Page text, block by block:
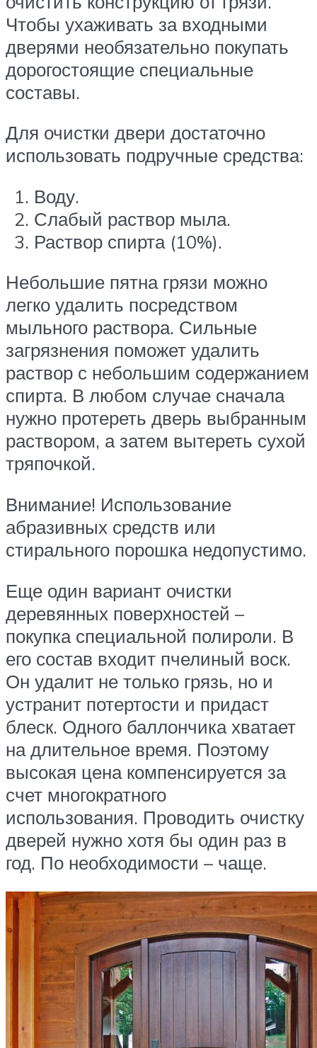
Чтобы ухаживать за входными
дверями необязательно покупать
дорогостоящие специальные
составы.
Для очистки двери достаточно
использовать подручные средства:
Воду.
Слабый раствор мыла.
Раствор спирта (10%).
Небольшие пятна грязи можно
легко удалить посредством
мыльного раствора. Сильные
загрязнения поможет удалить
раствор с небольшим содержанием
спирта. В любом случае сначала
нужно протереть дверь выбранным
раствором, а затем вытереть сухой
тряпочкой.
Внимание! Использование
абразивных средств или
стирального порошка недопустимо.
Еще один вариант очистки
деревянных поверхностей –
покупка специальной полироли. В
его состав входит пчелиный воск.
Он удалит не только грязь, но и
устранит потертости и придаст
блеск. Одного баллончика хватает
на длительное время. Поэтому
высокая цена компенсируется за
счет многократного
использования. Проводить очистку
дверей нужно хотя бы один раз в
год. По необходимости – чаще.